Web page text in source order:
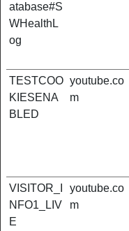
atabase#S
WHealthL
og
TESTCOO
KIESENA
BLED
youtube.co
m
VISITOR_I
NFO1_LIV
E
youtube.co
m